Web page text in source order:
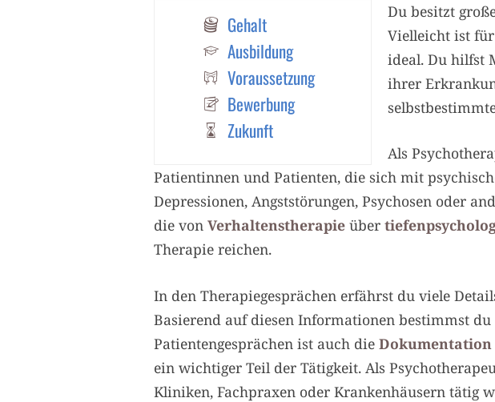
Gehalt
Ausbildung
Voraussetzung
Bewerbung
Zukunft
Du besitzt
Vielleicht ist
ideal. Du hilfst
ihrer
Als
Patientinnen und Patienten, die sich mit
Depressionen, Angststörungen, Psychosen oder
die von Verhaltenstherapie über
Therapie reichen.
In den Therapiegesprächen erfährst du viele
Basierend auf diesen Informationen bestimmst
Patientengesprächen ist auch die Dokumentation
ein wichtiger Teil der Tätigkeit. Als
Kliniken, Fachpraxen oder Krankenhäusern tätig